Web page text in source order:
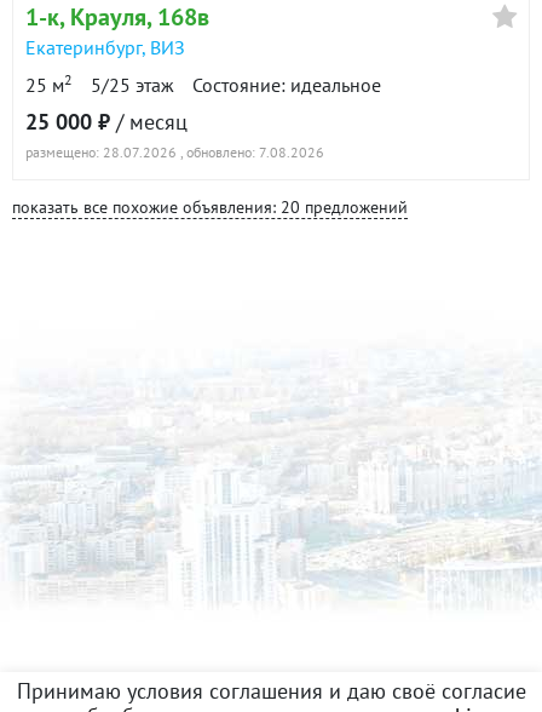
1-к, Крауля, 168в
Екатеринбург, ВИЗ
25 м2 5/25 этаж Состояние: идеальное
25 000 ₽ / месяц
размещено: 28.07.2026 , обновлено: 7.08.2026
показать все похожие объявления: 20 предложений
Принимаю условия соглашения и даю своё согласие